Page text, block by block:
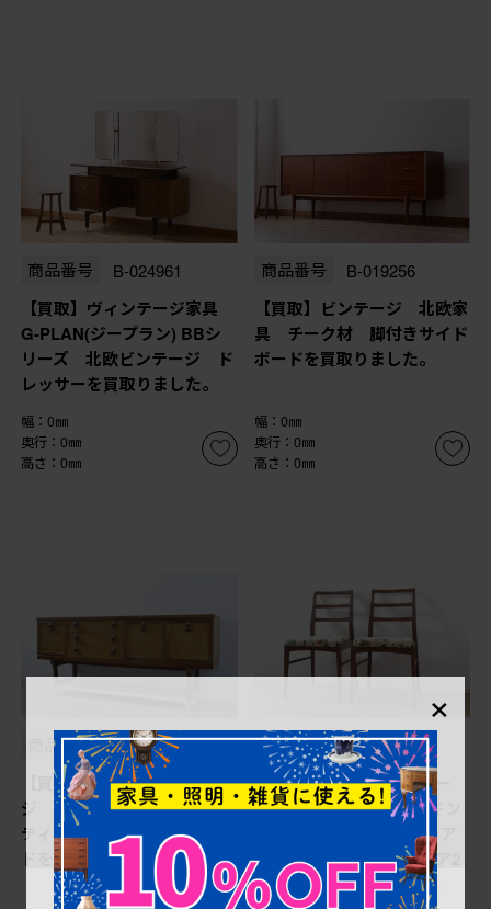
商品番号 B-024961
【買取】ヴィンテージ家具
G-PLAN(ジープラン) BBシ
リーズ 北欧ビンテージ ド
レッサーを買取りました。
幅：0㎜
奥行：0㎜
高さ：0㎜
商品番号 B-019256
【買取】ビンテージ 北欧家
具 チーク材 脚付きサイド
ボードを買取りました。
幅：0㎜
奥行：0㎜
高さ：0㎜
商品番号 B-064210
【買取】イギリスビンテー
ジ チーク材 ビューティリ
ティ(Beautility) サイドボー
ドを買取りました。
商品番号 B-065629
【買取】イギリスビンテー
ジ A.H.McIntosh(マッキン
トッシュ)社 アフロモシア
材 高級ダイニングチェア2
脚セットを買取りました。
×